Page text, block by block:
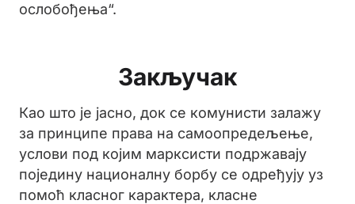
ослобођења“.
Закључак
Као што је јасно, док се комунисти залажу
за принципе права на самоопредељење,
услови под којим марксисти подржавају
поједину националну борбу се одређују уз
помоћ класног карактера, класне